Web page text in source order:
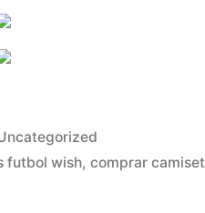
futbol wish,comprar